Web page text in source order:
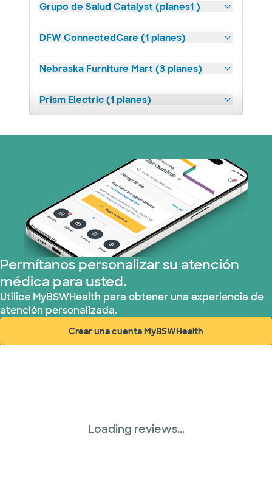
Grupo de Salud Catalyst (planes1 )
DFW ConnectedCare (1 planes)
Nebraska Furniture Mart (3 planes)
Prism Electric (1 planes)
Permítanos personalizar su atención
médica para usted.
Utilice MyBSWHealth para obtener una experiencia de
atención personalizada.
Crear una cuenta MyBSWHealth
(abre en ventana nueva)
Loading reviews...